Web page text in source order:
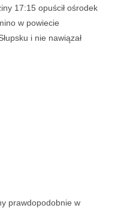
17:15 opuścił ośrodek
w powiecie
i nie nawiązał
prawdopodobnie w